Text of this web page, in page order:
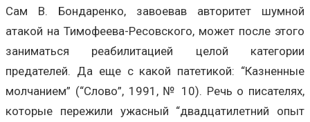
Сам В. Бондаренко, завоевав авторитет шумной
атакой на Тимофеева-Ресовского, может после этого
заниматься реабилитацией целой категории
предателей. Да еще с какой патетикой: “Казненные
молчанием” (“Слово”, 1991, № 10). Речь о писателях,
которые пережили ужасный “двадцатилетний опыт